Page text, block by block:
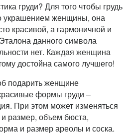
груди? Для того чтобы грудь
украшением женщины, она
красивой, а гармоничной и
данного символа
нет. Каждая женщина
достойна самого лучшего!
подарить женщине
формы груди –
При этом может изменяться
размер, объем бюста,
и размер ареолы и соска.